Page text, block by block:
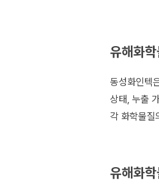
유해화
동성화인텍
상태, 누출
각 화학물질
유해화